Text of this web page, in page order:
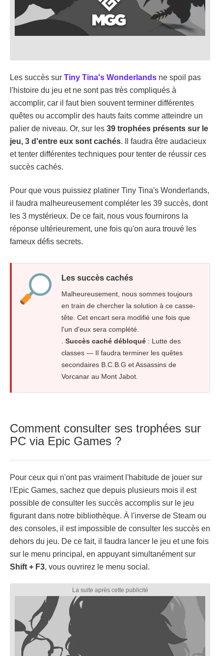
Les succès sur Tiny Tina's Wonderlands ne spoil pas
l'histoire du jeu et ne sont pas très compliqués à
accomplir, car il faut bien souvent terminer différentes
quêtes ou accomplir des hauts faits comme atteindre un
palier de niveau. Or, sur les 39 trophées présents sur le
jeu, 3 d'entre eux sont cachés. Il faudra être audacieux
et tenter différentes techniques pour tenter de réussir ces
succès cachés.
Pour que vous puissiez platiner Tiny Tina's Wonderlands,
il faudra malheureusement compléter les 39 succès, dont
les 3 mystérieux. De ce fait, nous vous fournirons la
réponse ultérieurement, une fois qu'on aura trouvé les
fameux défis secrets.
Les succès cachés
Malheureusement, nous sommes toujours
en train de chercher la solution à ce casse-
tête. Cet encart sera modifié une fois que
l'un d'eux sera complété.
Succès caché débloqué : Lutte des
classes — Il faudra terminer les quêtes
secondaires B.C.B.G et Assassins de
Vorcanar au Mont Jabot.
Comment consulter ses trophées sur
PC via Epic Games ?
Pour ceux qui n'ont pas vraiment l'habitude de jouer sur
l'Epic Games, sachez que depuis plusieurs mois il est
possible de consulter les succès accomplis sur le jeu
figurant dans notre bibliothèque. À l'inverse de Steam ou
des consoles, il est impossible de consulter les succès en
dehors du jeu. De ce fait, il faudra lancer le jeu et une fois
sur le menu principal, en appuyant simultanément sur
Shift + F3, vous ouvrirez le menu social.